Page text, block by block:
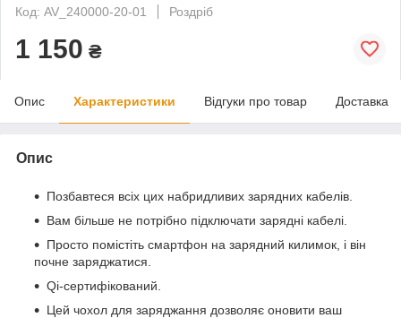
Код: AV_240000-20-01
Роздріб
1 150 ₴
Опис Характеристики Відгуки про товар Доставка
Опис
Позбавтеся всіх цих набридливих зарядних кабелів.
Вам більше не потрібно підключати зарядні кабелі.
Просто помістіть смартфон на зарядний килимок, і він
почне заряджатися.
Qi-сертифікований.
Цей чохол для заряджання дозволяє оновити ваш